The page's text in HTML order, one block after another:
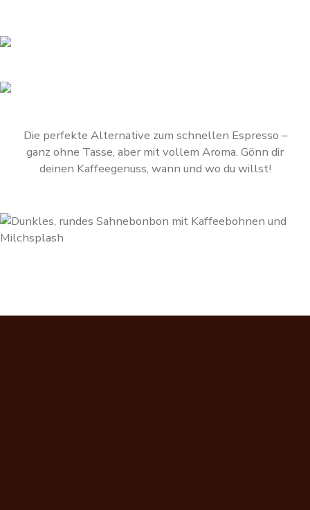
Die perfekte Alternative zum schnellen Espresso –
ganz ohne Tasse, aber mit vollem Aroma. Gönn dir
deinen Kaffeegenuss, wann und wo du willst!